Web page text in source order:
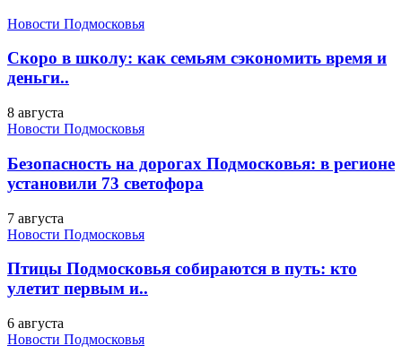
Новости Подмосковья
Скоро в школу: как семьям сэкономить время и
деньги..
8 августа
Новости Подмосковья
Безопасность на дорогах Подмосковья: в регионе
установили 73 светофора
7 августа
Новости Подмосковья
Птицы Подмосковья собираются в путь: кто
улетит первым и..
6 августа
Новости Подмосковья